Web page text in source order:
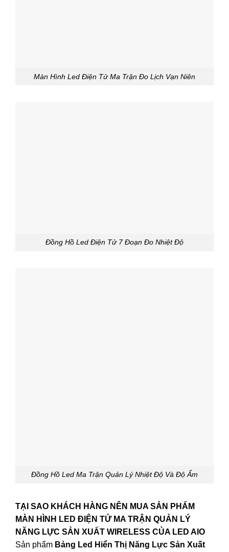
Màn Hình Led Điện Tử Ma Trận Đo Lịch Vạn Niên
Đồng Hồ Led Điện Tử 7 Đoạn Đo Nhiệt Độ
Đồng Hồ Led Ma Trận Quản Lý Nhiệt Độ Và Độ Ẩm
TẠI SAO KHÁCH HÀNG NÊN MUA SẢN PHẨM
MÀN HÌNH LED ĐIỆN TỬ MA TRẬN QUẢN LÝ
NĂNG LỰC SẢN XUẤT WIRELESS CỦA LED AIO
Sản phẩm Bảng Led Hiển Thị Năng Lực Sản Xuất